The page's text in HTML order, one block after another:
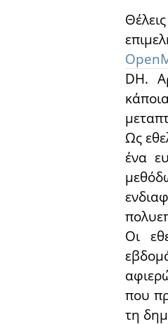
DH.
Ως
ένα
Οι
που
τη